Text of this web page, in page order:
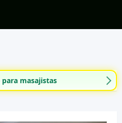
masajistas